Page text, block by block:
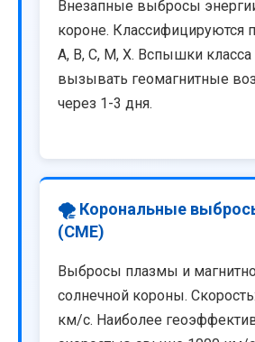
Внезапные выбросы
короне. Классифицируются
A, B, C, M, X. Вспышки
вызывать геомагнитные
через 1-3 дня.
🌪️ Корональные
(CME)
Выбросы плазмы и
солнечной короны.
км/с. Наиболее